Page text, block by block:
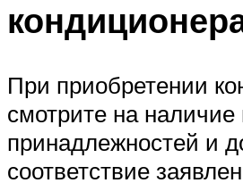
При приобретении
смотрите на наличие
принадлежностей и
соответствие